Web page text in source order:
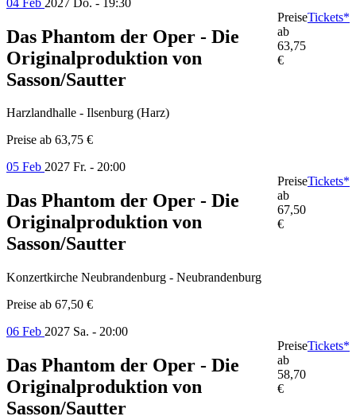
Das Phantom der Oper - Die
Originalproduktion von
Sasson/Sautter
Harzlandhalle - Ilsenburg (Harz)
Preise ab 63,75 €
Preise
ab
63,75
€
Tickets*
05 Feb 2027 Fr. - 20:00
Das Phantom der Oper - Die
Originalproduktion von
Sasson/Sautter
Konzertkirche Neubrandenburg - Neubrandenburg
Preise ab 67,50 €
Preise
ab
67,50
€
Tickets*
06 Feb 2027 Sa. - 20:00
Das Phantom der Oper - Die
Originalproduktion von
Sasson/Sautter
Preise
ab
58,70
€
Tickets*